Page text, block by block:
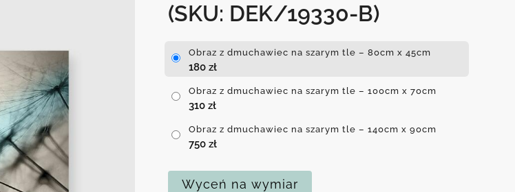
(SKU: DEK/19330-B)
Obraz z dmuchawiec na szarym tle – 80cm x 45cm
180 zł
Obraz z dmuchawiec na szarym tle – 100cm x 70cm
310 zł
Obraz z dmuchawiec na szarym tle – 140cm x 90cm
750 zł
Wyceń na wymiar